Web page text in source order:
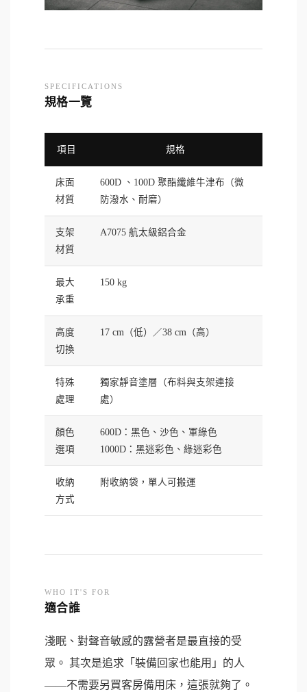
SPECIFICATIONS
規格一覽
項目 規格
床面
材質
600D 、100D 聚酯纖維牛津布（微
防潑水、耐磨）
支架
材質
A7075 航太級鋁合金
最大
承重
150 kg
高度
切換
17 cm（低）／38 cm（高）
特殊
處理
獨家靜音塗層（布料與支架連接
處）
顏色
選項
600D：黑色、沙色、軍綠色
1000D：黑迷彩色、綠迷彩色
收納
方式
附收納袋，單人可搬運
WHO IT'S FOR
適合誰
淺眠、對聲音敏感的露營者是最直接的受
眾。 其次是追求「裝備回家也能用」的人
——不需要另買客房備用床，這張就夠了。